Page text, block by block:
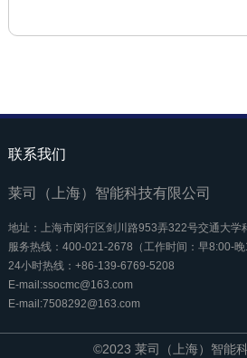
联系我们
莱司（上海）智能科技有限公司
地址：上海市闵行区剑川路953弄322号交通大学
服务热线：400-021-2678（工作时间：早8:00-晚
24小时热线：+86-139-6769-5208
E-mail:ssocmc@163.com
E-mail:7508292@163.com
©2023 莱司（上海）智能